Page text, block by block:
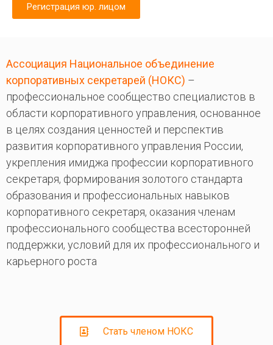
Регистрация юр. лицом
Ассоциация Национальное объединение
корпоративных секретарей (НОКС) –
профессиональное сообщество специалистов в
области корпоративного управления, основанное
в целях создания ценностей и перспектив
развития корпоративного управления России,
укрепления имиджа профессии корпоративного
секретаря, формирования золотого стандарта
образования и профессиональных навыков
корпоративного секретаря, оказания членам
профессионального сообщества всесторонней
поддержки, условий для их профессионального и
карьерного роста
Стать членом НОКС